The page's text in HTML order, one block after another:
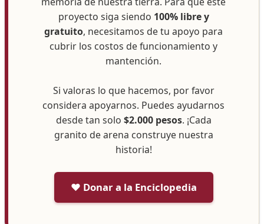
proyecto siga siendo 100% libre y
gratuito, necesitamos de tu apoyo para
cubrir los costos de funcionamiento y
mantención.
Si valoras lo que hacemos, por favor
considera apoyarnos. Puedes ayudarnos
desde tan solo $2.000 pesos. ¡Cada
granito de arena construye nuestra
historia!
❤️ Donar a la Enciclopedia